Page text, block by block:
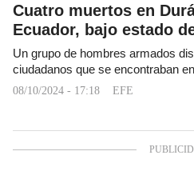
Cuatro muertos en
Ecuador, bajo estado
Un grupo de hombres armados
ciudadanos que se encontraban
08/10/2024 - 17:18 EFE